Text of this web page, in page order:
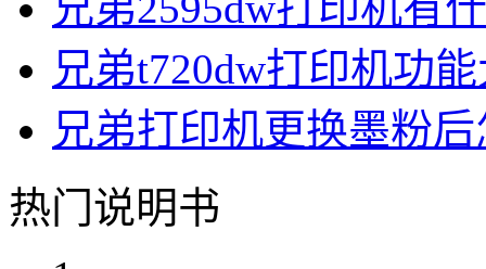
兄弟t720dw打印机功
兄弟打印机更换墨粉
热门说明书